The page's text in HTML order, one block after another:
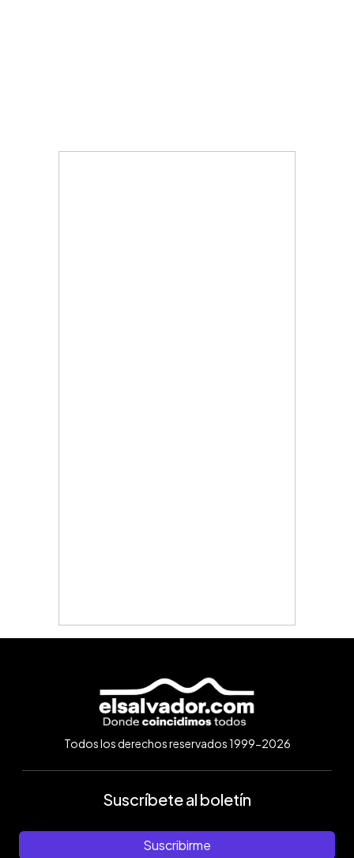
Todos los derechos reservados 1999-2026
Suscríbete al boletín
Suscribirme